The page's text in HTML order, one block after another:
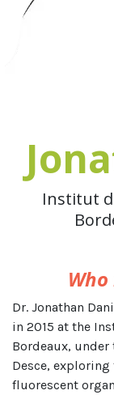
Institut
Dr. Jonathan
in 2015 at the
Bordeaux,
Desce,
fluorescent